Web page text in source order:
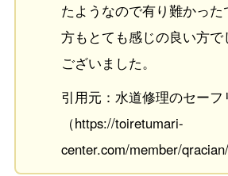
たようなので有り難かっ
方もとても感じの良い方で
ございました。
引用元：水道修理のセーフ
（https://toiretumari-
center.com/member/qracian/